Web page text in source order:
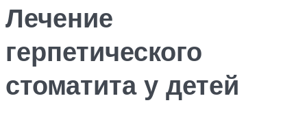
Лечение
герпетического
стоматита у детей